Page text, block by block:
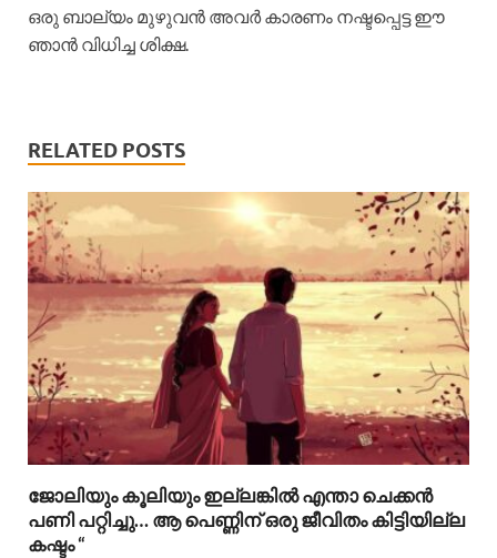
ഒരു ബാല്യം മുഴുവൻ അവർ കാരണം നഷ്ടപ്പെട്ട ഈ
ഞാൻ വിധിച്ച ശിക്ഷ.
RELATED POSTS
ജോലിയും കൂലിയും ഇല്ലങ്കിൽ എന്താ ചെക്കൻ
പണി പറ്റിച്ചു… ആ പെണ്ണിന് ഒരു ജീവിതം കിട്ടിയില്ല
കഷ്ടം “